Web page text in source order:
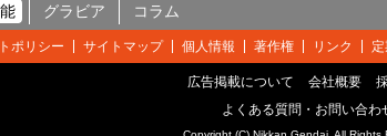
グラビア コラム
ポリシー サイトマップ 個人情報 著作権 リンク
広告掲載について 会社概要
よくある質問・お問い合わ